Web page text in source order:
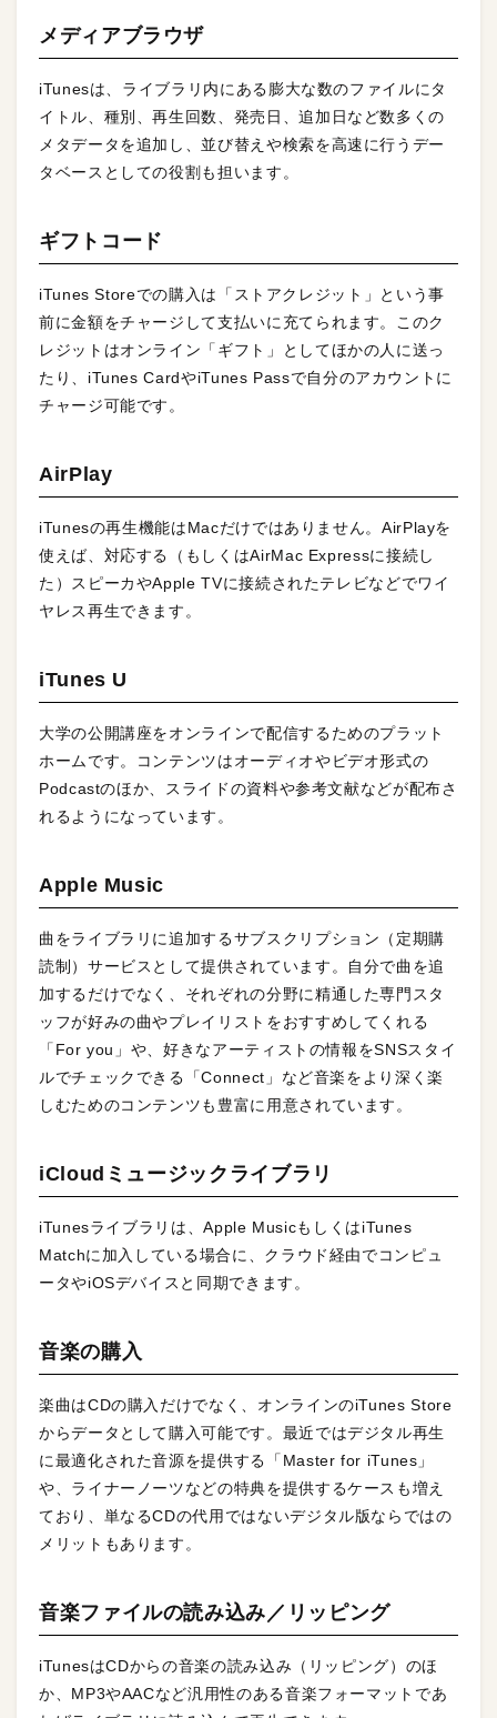
メディアブラウザ
iTunesは、ライブラリ内にある膨大な数のファイルにタ
イトル、種別、再生回数、発売日、追加日など数多くの
メタデータを追加し、並び替えや検索を高速に行うデー
タベースとしての役割も担います。
ギフトコード
iTunes Storeでの購入は「ストアクレジット」という事
前に金額をチャージして支払いに充てられます。このク
レジットはオンライン「ギフト」としてほかの人に送っ
たり、iTunes CardやiTunes Passで自分のアカウントに
チャージ可能です。
AirPlay
iTunesの再生機能はMacだけではありません。AirPlayを
使えば、対応する（もしくはAirMac Expressに接続し
た）スピーカやApple TVに接続されたテレビなどでワイ
ヤレス再生できます。
iTunes U
大学の公開講座をオンラインで配信するためのプラット
ホームです。コンテンツはオーディオやビデオ形式の
Podcastのほか、スライドの資料や参考文献などが配布さ
れるようになっています。
Apple Music
曲をライブラリに追加するサブスクリプション（定期購
読制）サービスとして提供されています。自分で曲を追
加するだけでなく、それぞれの分野に精通した専門スタ
ッフが好みの曲やプレイリストをおすすめしてくれる
「For you」や、好きなアーティストの情報をSNSスタイ
ルでチェックできる「Connect」など音楽をより深く楽
しむためのコンテンツも豊富に用意されています。
iCloudミュージックライブラリ
iTunesライブラリは、Apple MusicもしくはiTunes
Matchに加入している場合に、クラウド経由でコンピュ
ータやiOSデバイスと同期できます。
音楽の購入
楽曲はCDの購入だけでなく、オンラインのiTunes Store
からデータとして購入可能です。最近ではデジタル再生
に最適化された音源を提供する「Master for iTunes」
や、ライナーノーツなどの特典を提供するケースも増え
ており、単なるCDの代用ではないデジタル版ならではの
メリットもあります。
音楽ファイルの読み込み／リッピング
iTunesはCDからの音楽の読み込み（リッピング）のほ
か、MP3やAACなど汎用性のある音楽フォーマットであ